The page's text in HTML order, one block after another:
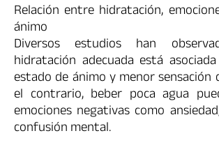
Relación entre hidratación,
ánimo
Diversos estudios han
hidratación adecuada está
estado de ánimo y menor sensación
el contrario, beber poca agua
emociones negativas como
confusión mental.